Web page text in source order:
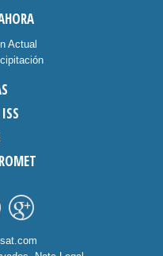
Actual